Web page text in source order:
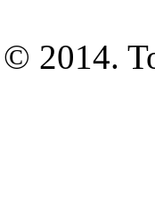
2014.